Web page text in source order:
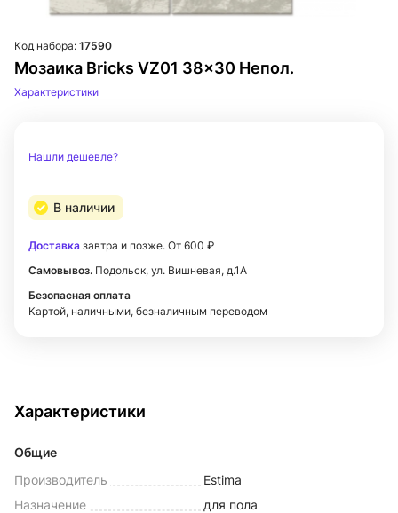
Мозаика Bricks VZ01 38x30 Непол.
Код набора: 17590
Характеристики
Нашли дешевле?
В наличии
Доставка завтра и позже. От 600 ₽
Самовывоз. Подольск, ул. Вишневая, д.1А
Безопасная оплата
Картой, наличными, безналичным переводом
Характеристики
Общие
Производитель
Estima
Назначение
для пола